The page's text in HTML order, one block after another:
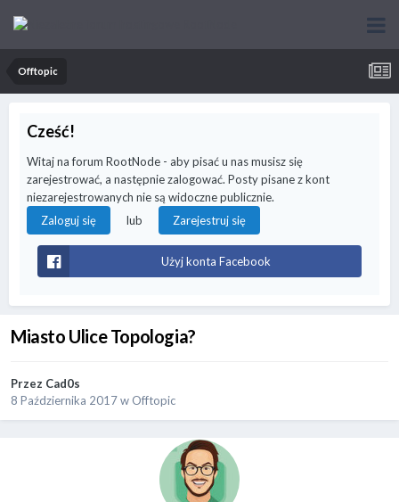
Offtopic
Cześć!
Witaj na forum RootNode - aby pisać u nas musisz się
zarejestrować, a następnie zalogować. Posty pisane z kont
niezarejestrowanych nie są widoczne publicznie.
Zaloguj się
lub Zarejestruj się
Użyj konta Facebook
Miasto Ulice Topologia?
Przez Cad0s
8 Października 2017w Offtopic